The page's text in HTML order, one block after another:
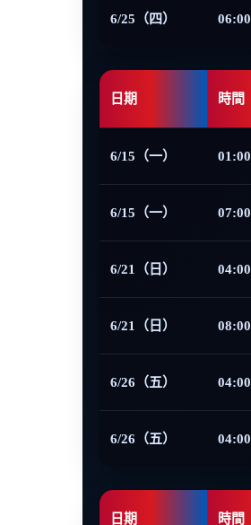
6/25（四） 06:00
日期 時間
6/15（一） 01:00
6/15（一） 07:00
6/21（日） 04:00
6/21（日） 08:00
6/26（五） 04:00
6/26（五） 04:00
日期 時間